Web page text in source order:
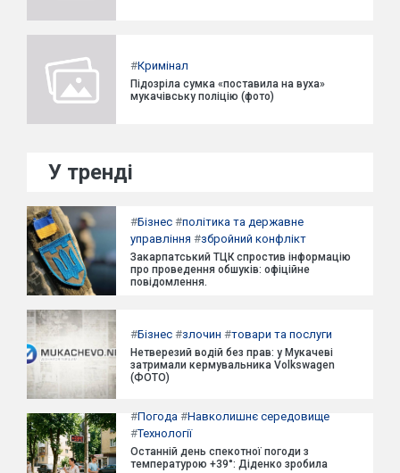
#Кримінал
Підозріла сумка «поставила на вуха»
мукачівську поліцію (фото)
У тренді
#Бізнес #політика та державне
управління #збройний конфлікт
Закарпатський ТЦК спростив інформацію
про проведення обшуків: офіційне
повідомлення.
#Бізнес #злочин #товари та послуги
Нетверезий водій без прав: у Мукачеві
затримали кермувальника Volkswagen
(ФОТО)
#Погода #Навколишнє середовище
#Технології
Останній день спекотної погоди з
температурою +39°: Діденко зробила